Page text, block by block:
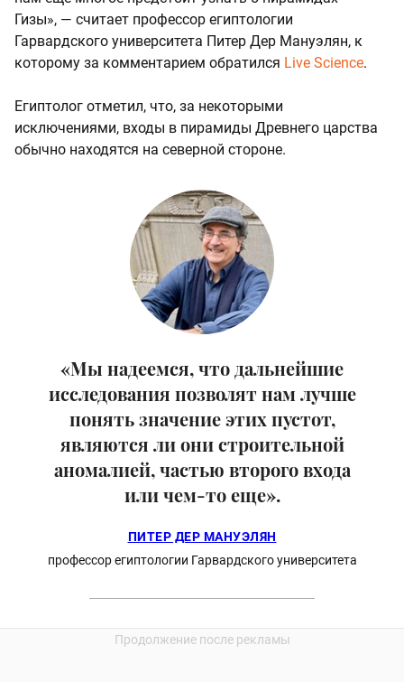
Гизы», — считает профессор египтологии
Гарвардского университета Питер Дер Мануэлян, к
которому за комментарием обратился Live Science.
Египтолог отметил, что, за некоторыми
исключениями, входы в пирамиды Древнего царства
обычно находятся на северной стороне.
«Мы надеемся, что дальнейшие
исследования позволят нам лучше
понять значение этих пустот,
являются ли они строительной
аномалией, частью второго входа
или чем-то еще».
ПИТЕР ДЕР МАНУЭЛЯН
профессор египтологии Гарвардского университета